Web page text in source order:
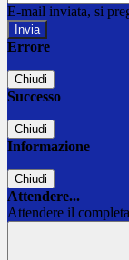
E-mail inviata, si
Errore
Chiudi
Successo
Chiudi
Informazione
Chiudi
Attendere...
Attendere il